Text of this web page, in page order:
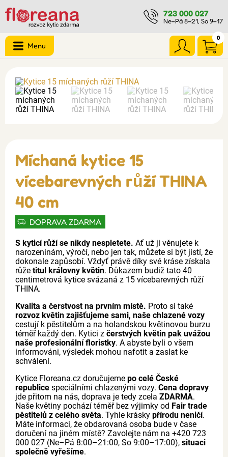
723 000 027
Ne–Pá 8–21, So 9–17
0
Menu
Míchaná kytice 15
vícebarevných růží THINA
40 cm
DOPRAVA ZDARMA
S kyticí růží se nikdy nespletete. Ať už ji věnujete k
narozeninám, výročí, nebo jen tak, můžete si být jistí, že
dokonale zapůsobí. Vždyť právě díky své kráse získala
růže titul královny květin. Důkazem budiž tato 40
centimetrová kytice svázaná z 15 vícebarevných růží
THINA.
Kvalita a čerstvost na prvním místě. Proto si také
rozvoz květin zajišťujeme sami, naše chlazené vozy
cestují k pěstitelům a na holandskou květinovou burzu
téměř každý den. Kytici z čerstvých květin pak uvážou
naše profesionální floristky. A abyste byli o všem
informováni, výsledek mohou nafotit a zaslat ke
schválení.
Kytice Floreana.cz doručujeme po celé České
republice speciálními chlazenými vozy. Cena dopravy
jde přitom na nás, doprava je tedy zcela ZDARMA.
Naše květiny pochází téměř bez výjimky od Fair trade
pěstitelů z celého světa. Tyhle krásky přírodu neničí.
Máte informaci, že obdarovaná osoba bude v čase
doručení na jiném místě? Zavolejte nám na +420 723
000 027 (Ne–Pá 8:00–21:00, So 9:00–17:00), situaci
společně vyřešíme.